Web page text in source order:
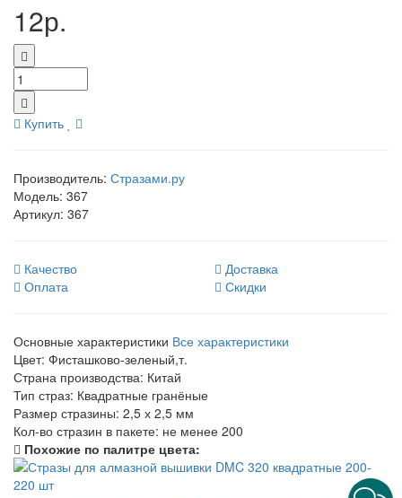
12р.
Купить
Производитель: Стразами.ру
Модель: 367
Артикул: 367
Качество
Доставка
Оплата
Скидки
Основные характеристики Все характеристики
Цвет: Фисташково-зеленый,т.
Страна производства: Китай
Тип страз: Квадратные гранёные
Размер стразины: 2,5 х 2,5 мм
Кол-во стразин в пакете: не менее 200
Похожие по палитре цвета: